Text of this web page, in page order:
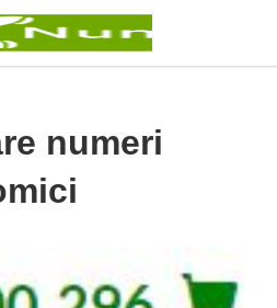
numeri